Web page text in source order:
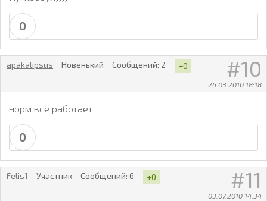
0
10
26.03.2010 18:18
apakalipsus Новенький Сообщений: 2 +0
норм все работает
0
11
03.07.2010 14:34
Felis1 Участник Сообщений: 6 +0